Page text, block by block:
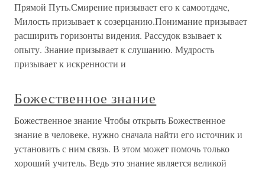
Прямой Путь.Смирение призывает его к самоотдаче,
Милость призывает к созерцанию.Понимание призывает
расширить горизонты видения. Рассудок взывает к
опыту. Знание призывает к слушанию. Мудрость
призывает к искренности и
Божественное знание
Божественное знание Чтобы открыть Божественное
знание в человеке, нужно сначала найти его источник и
установить с ним связь. В этом может помочь только
хороший учитель. Ведь это знание является великой